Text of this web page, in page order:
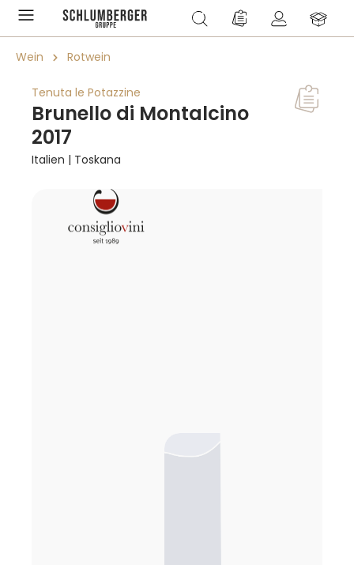
springen Du hast 0 Produkte
Wein Rotwein
Tenuta le Potazzine
Brunello di Montalcino
2017
Italien | Toskana
Bildergalerie überspringen